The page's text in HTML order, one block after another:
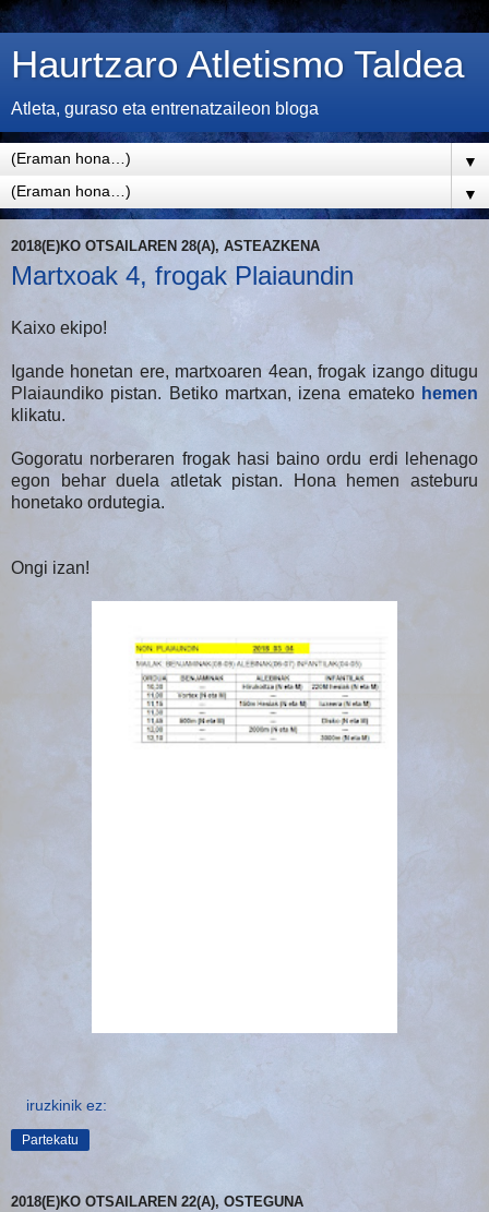
Haurtzaro Atletismo Taldea
Atleta, guraso eta entrenatzaileon bloga
▼
▼
2018(E)KO OTSAILAREN 28(A), ASTEAZKENA
Martxoak 4, frogak Plaiaundin
Kaixo ekipo!
Igande honetan ere, martxoaren 4ean, frogak izango ditugu
Plaiaundiko pistan. Betiko martxan, izena emateko hemen
klikatu.
Gogoratu norberaren frogak hasi baino ordu erdi lehenago
egon behar duela atletak pistan. Hona hemen asteburu
honetako ordutegia.
Ongi izan!
iruzkinik ez:
Partekatu
2018(E)KO OTSAILAREN 22(A), OSTEGUNA